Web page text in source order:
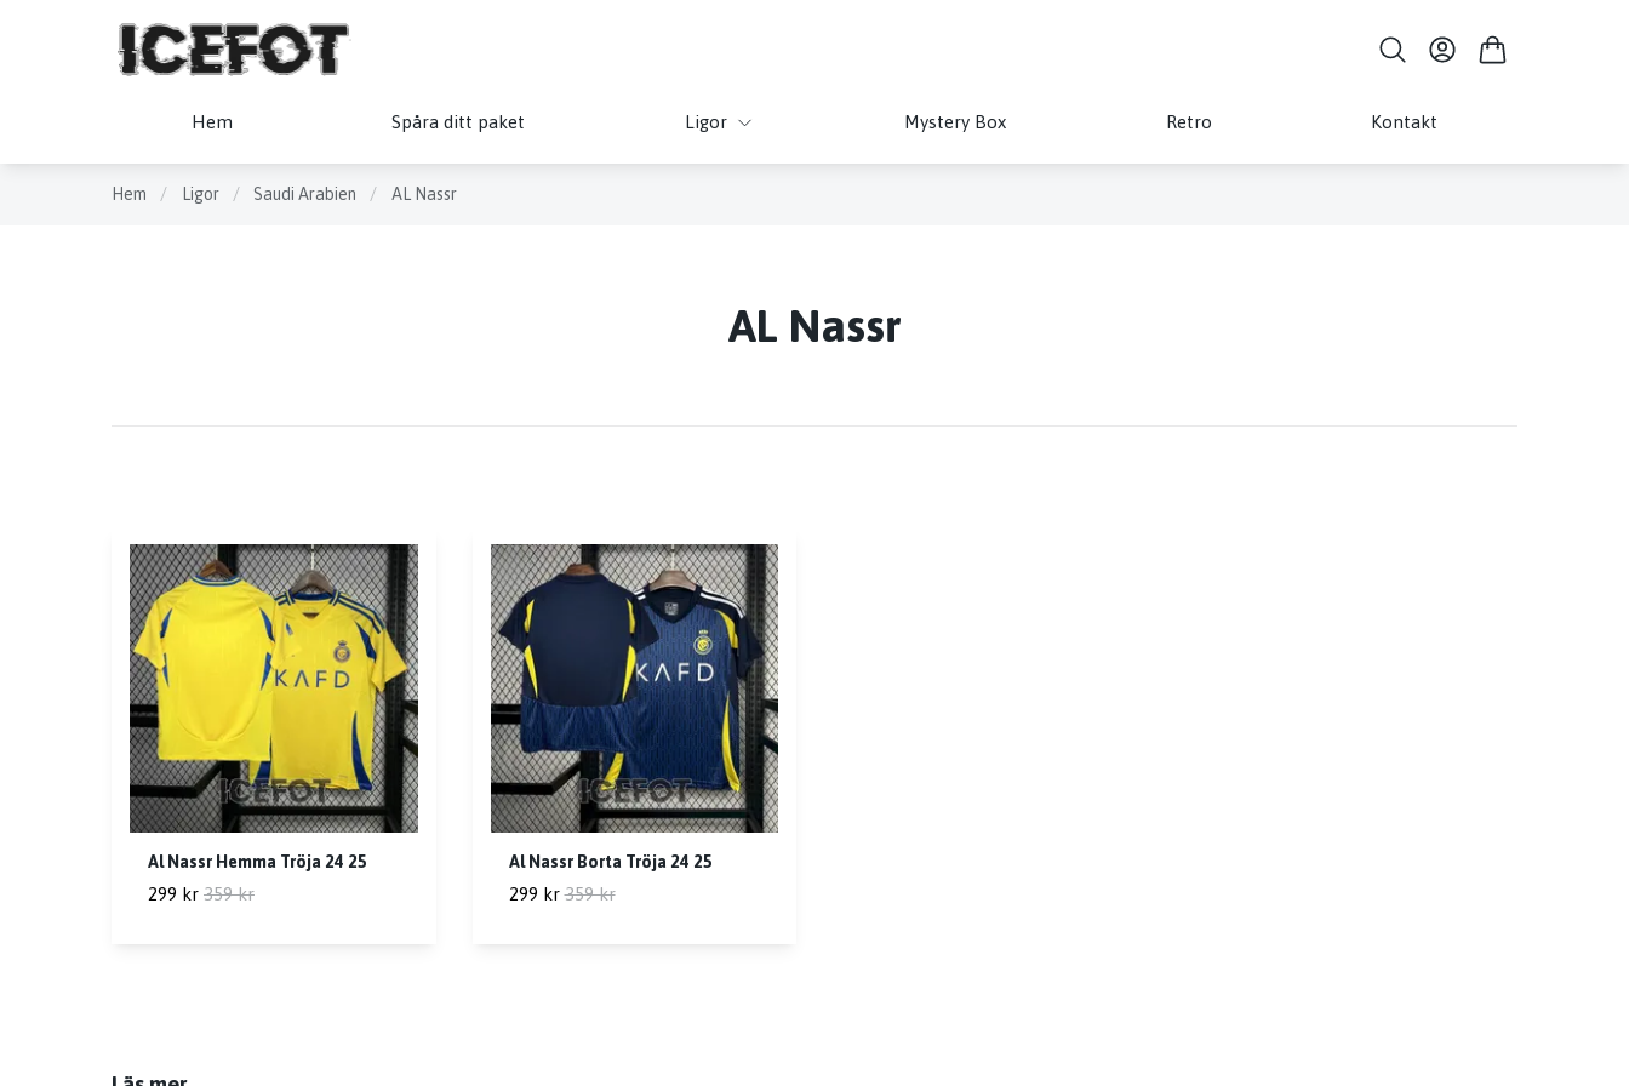
Hem Spåra ditt paket Ligor Mystery Box Retro Kontakt
Hem / Ligor / Saudi Arabien / AL Nassr
AL Nassr
Al Nassr Hemma Tröja 24 25
299 kr 359 kr
Al Nassr Borta Tröja 24 25
299 kr 359 kr